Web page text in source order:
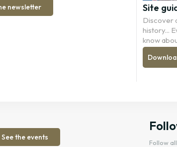
newsletter Site
Discover
history...
know
See the events
Follow